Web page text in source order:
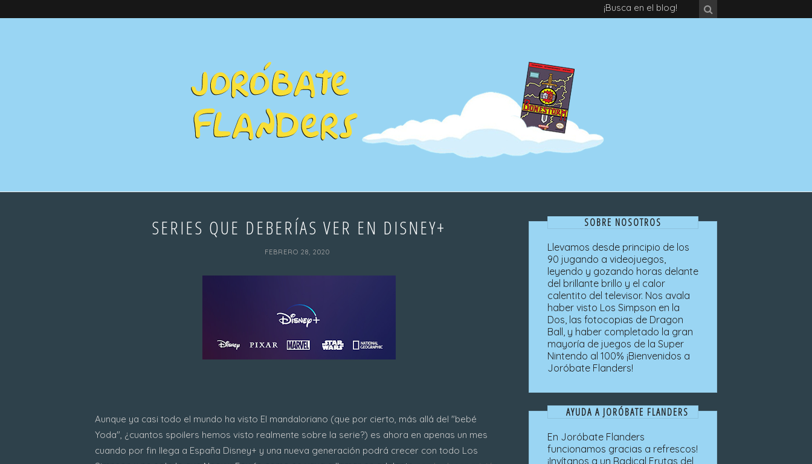
¡Busca en el blog!
SERIES QUE DEBERÍAS VER EN DISNEY+
FEBRERO 28, 2020
Aunque ya casi todo el mundo ha visto El mandaloriano (que por cierto, más allá del "bebé
Yoda", ¿cuantos spoilers hemos visto realmente sobre la serie?) es ahora en apenas un mes
cuando por fin llega a España Disney+ y una nueva generación podrá crecer con todo Los
SOBRE NOSOTROS
Llevamos desde principio de los
90 jugando a videojuegos,
leyendo y gozando horas delante
del brillante brillo y el calor
calentito del televisor. Nos avala
haber visto Los Simpson en la
Dos, las fotocopias de Dragon
Ball, y haber completado la gran
mayoría de juegos de la Super
Nintendo al 100% ¡Bienvenidos a
Joróbate Flanders!
AYUDA A JORÓBATE FLANDERS
En Joróbate Flanders
funcionamos gracias a refrescos!
¡Invítanos a un Radical Frutas del